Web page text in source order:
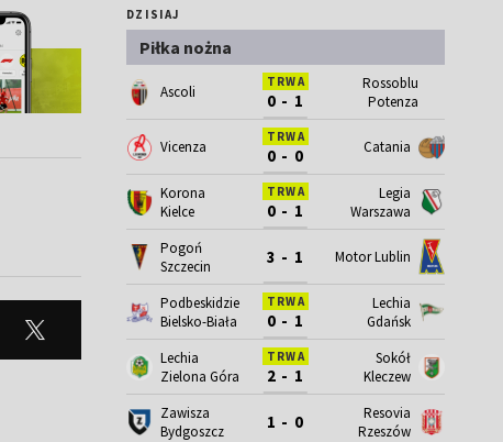
DZISIAJ
Piłka nożna
Ascoli
TRWA
0 - 1
Rossoblu
Potenza
Vicenza
TRWA
0 - 0 Catania
Korona
Kielce
TRWA
0 - 1
Legia
Warszawa
Pogoń
Szczecin
3 - 1 Motor Lublin
Podbeskidzie
Bielsko-Biała
TRWA
0 - 1
Lechia
Gdańsk
Lechia
Zielona Góra
TRWA
2 - 1
Sokół
Kleczew
Zawisza
Bydgoszcz
1 - 0
Resovia
Rzeszów